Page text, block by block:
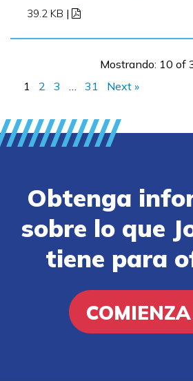
39.2 KB |
Mostrando: 10 of
1
2 3 31 Next »
Obtenga
sobre lo que
tiene para